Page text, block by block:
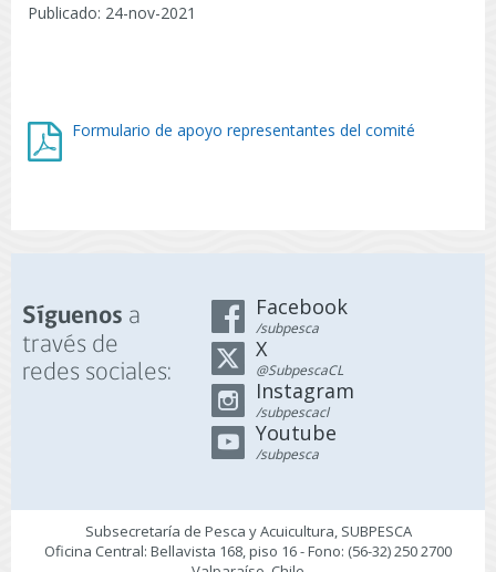
Publicado: 24-nov-2021
Formulario de apoyo representantes del comité
Síguenos a
través de
redes sociales:
Facebook
/subpesca
X
@SubpescaCL
Instagram
/subpescacl
Youtube
/subpesca
Subsecretaría de Pesca y Acuicultura, SUBPESCA
Oficina Central: Bellavista 168, piso 16 - Fono: (56-32) 250 2700